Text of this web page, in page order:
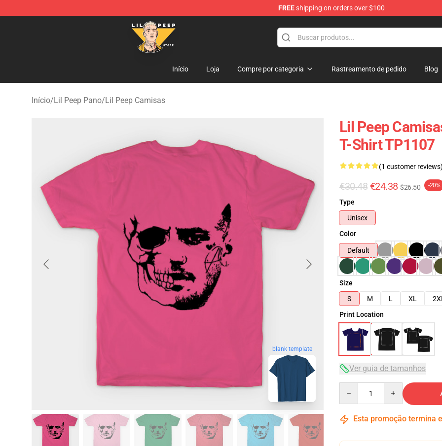
FREEshipping on orders over $100
Lil Peep Store - Official Lil Peep Merchandise Shop
Início Loja Compre por categoria Rastreamento de pedido Blog
Início/Lil Peep Pano/Lil Peep Camisas
blank template
Lil Peep
T-Shirt TP1107
(1 customer reviews)
€30.48 €24.38 $26.50 -20%
Type
Unisex
Color
Default
Size
S
M L XL 2XL
Print Location
Ver guia de tamanhos
Esta promoção termina